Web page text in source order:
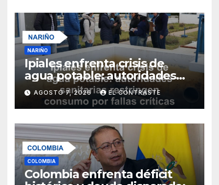
NARIÑO
Ipiales enfrenta crisis de
agua potable: autoridades
sanitarias restringen
consumo por fallas críticas
en tratamiento
AGOSTO 7, 2026 EL CONTRASTE
COLOMBIA
Colombia enfrenta déficit